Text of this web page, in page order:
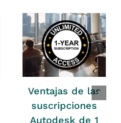
Ventajas de las
suscripciones
Autodesk de 1